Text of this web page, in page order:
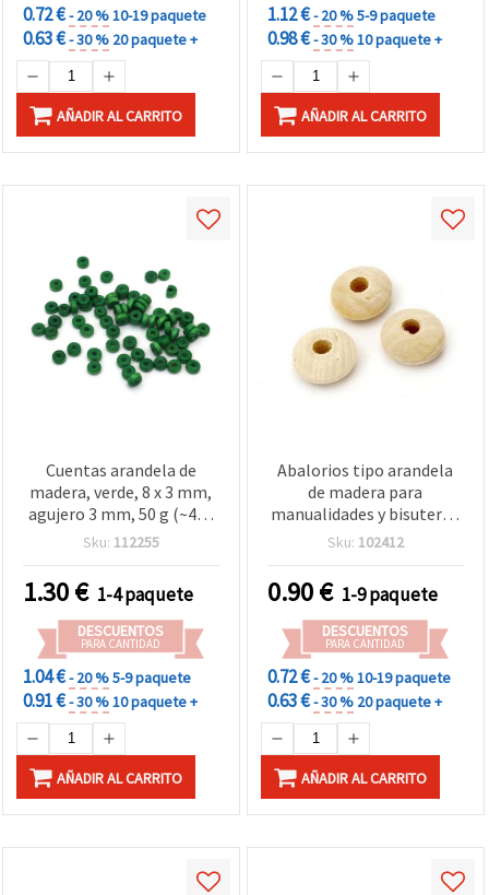
0.72 €- 20 %10-19 paquete
0.63 €- 30 % 20 paquete +
AÑADIR AL CARRITO
1.12 €- 20 %5-9 paquete
0.98 €- 30 %10 paquete +
AÑADIR AL CARRITO
Cuentas arandela de
madera, verde, 8 x 3 mm,
agujero 3 mm, 50 g (~475
uds) para manualidades y
Sku: 112255
1.30€ 1-4 paquete
DESCUENTOS
PARA CANTIDAD
1.04 €- 20 %5-9 paquete
0.91 €- 30 %10 paquete +
AÑADIR AL CARRITO
Abalorios tipo arandela
de madera para
manualidades y bisutería,
13~14 x 7,5~8 mm, orificio
natural - 10 piezas
Sku: 102412
0.90€ 1-9 paquete
DESCUENTOS
PARA CANTIDAD
0.72 €- 20 %10-19 paquete
0.63 €- 30 % 20 paquete +
AÑADIR AL CARRITO